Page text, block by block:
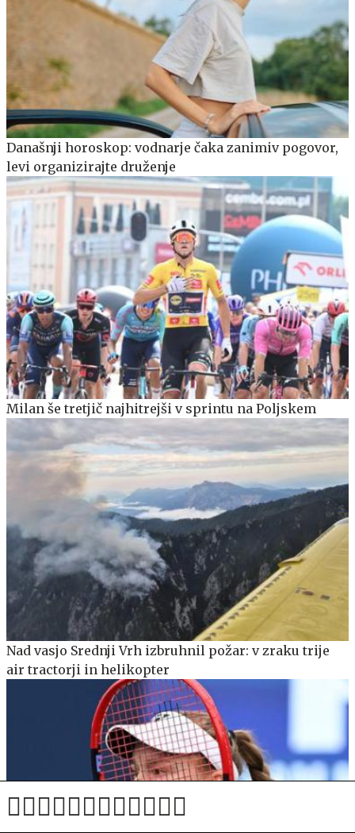
Današnji horoskop: vodnarje čaka zanimiv pogovor,
levi organizirajte druženje
Milan še tretjič najhitrejši v sprintu na Poljskem
Nad vasjo Srednji Vrh izbruhnil požar: v zraku trije
air tractorji in helikopter